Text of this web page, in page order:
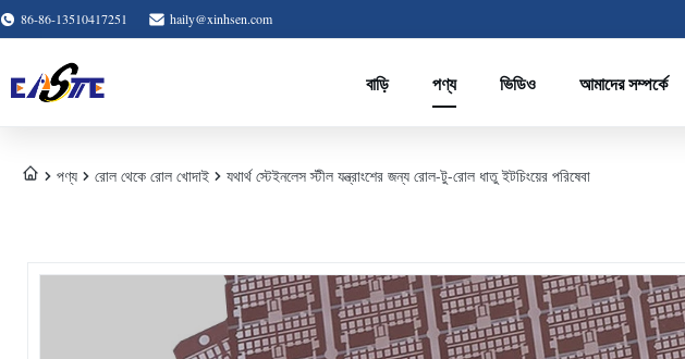
86-86-13510417251 haily@xinhsen.com
বাড়ি পণ্য ভিডিও আমাদের সম্পর্কে
পণ্য রোল থেকে রোল খোদাই যথার্থ স্টেইনলেস স্টীল যন্ত্রাংশের জন্য রোল-টু-রোল ধাতু ইটচিংয়ের পরিষেবা